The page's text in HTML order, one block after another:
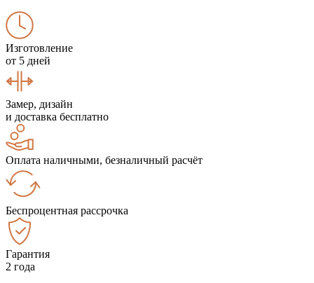
Изготовление
от 5 дней
Замер, дизайн
и доставка бесплатно
Оплата наличными, безналичный расчёт
Беспроцентная рассрочка
Гарантия
2 года